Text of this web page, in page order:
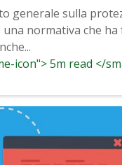
generale sulla
una normativa che
icon"> 5m read </